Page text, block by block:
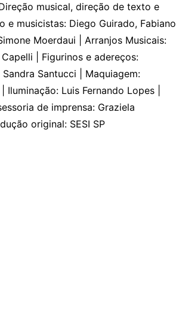
musical, direção de texto e
e musicistas: Diego Guirado, Fabiano
Moerdaui | Arranjos Musicais:
| Figurinos e adereços:
Santucci | Maquiagem:
Luis Fernando Lopes |
de imprensa: Graziela
original: SESI SP